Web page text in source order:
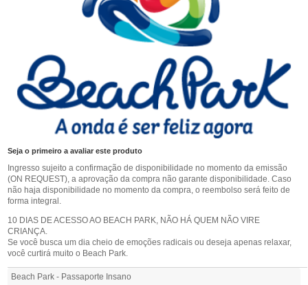
Seja o primeiro a avaliar este produto
Ingresso sujeito a confirmação de disponibilidade no momento da emissão
(ON REQUEST), a aprovação da compra não garante disponibilidade. Caso
não haja disponibilidade no momento da compra, o reembolso será feito de
forma integral.
10 DIAS DE ACESSO AO BEACH PARK, NÃO HÁ QUEM NÃO VIRE
CRIANÇA.
Se você busca um dia cheio de emoções radicais ou deseja apenas relaxar,
você curtirá muito o Beach Park.
Beach Park - Passaporte Insano